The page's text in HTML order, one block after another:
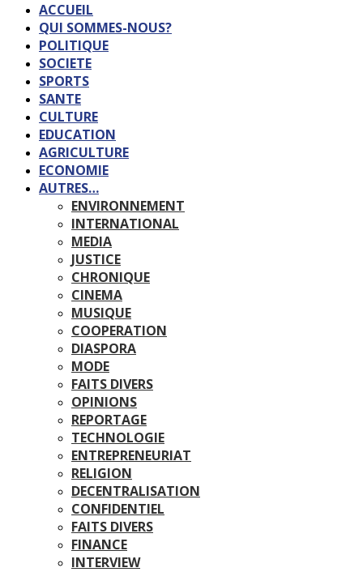
ACCUEIL
QUI SOMMES-NOUS?
POLITIQUE
SOCIETE
SPORTS
SANTE
CULTURE
EDUCATION
AGRICULTURE
ECONOMIE
AUTRES…
ENVIRONNEMENT
INTERNATIONAL
MEDIA
JUSTICE
CHRONIQUE
CINEMA
MUSIQUE
COOPERATION
DIASPORA
MODE
FAITS DIVERS
OPINIONS
REPORTAGE
TECHNOLOGIE
ENTREPRENEURIAT
RELIGION
DECENTRALISATION
CONFIDENTIEL
FAITS DIVERS
FINANCE
INTERVIEW